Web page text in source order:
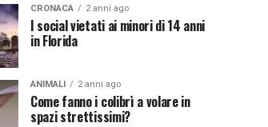
CRONACA 2 anni ago
I social vietati ai minori di 14 anni
in Florida
ANIMALI 2 anni ago
Come fanno i colibrì a volare in
spazi strettissimi?